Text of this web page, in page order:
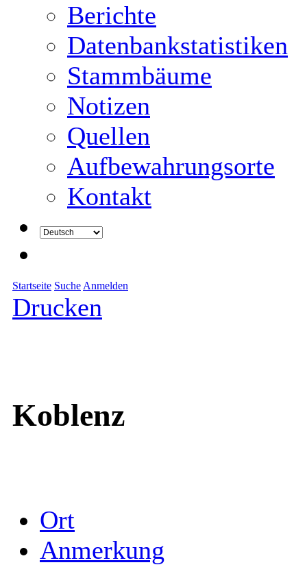
Berichte
Datenbankstatistiken
Stammbäume
Notizen
Quellen
Aufbewahrungsorte
Kontakt
Startseite Suche Anmelden
Drucken
Koblenz
Ort
Anmerkung